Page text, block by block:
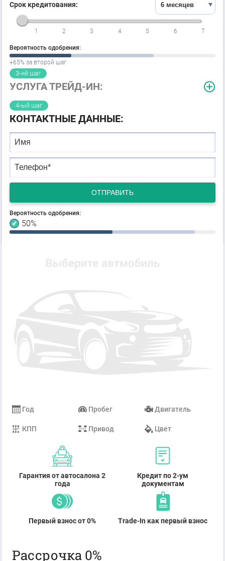
Срок кредитования:
1 2 3 4 5 6 7
Вероятность одобрения:
+65% за второй шаг
3-ий шаг
УСЛУГА ТРЕЙД-ИН:
Марка/Модель
Год выпуска Желаемая цена
4-ый шаг
КОНТАКТНЫЕ ДАННЫЕ:
Имя
Телефон*
Вероятность одобрения:
50%
Год Пробег Двигатель
КПП Привод Цвет
Гарантия от автосалона 2
года
Кредит по 2-ум
документам
Первый взнос от 0% Trade-In как первый взнос
Рассрочка 0%